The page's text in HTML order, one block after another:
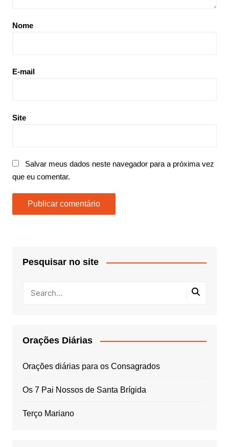
Nome
E-mail
Site
Salvar meus dados neste navegador para a próxima vez
que eu comentar.
Pesquisar no site
Orações Diárias
Orações diárias para os Consagrados
Os 7 Pai Nossos de Santa Brígida
Terço Mariano